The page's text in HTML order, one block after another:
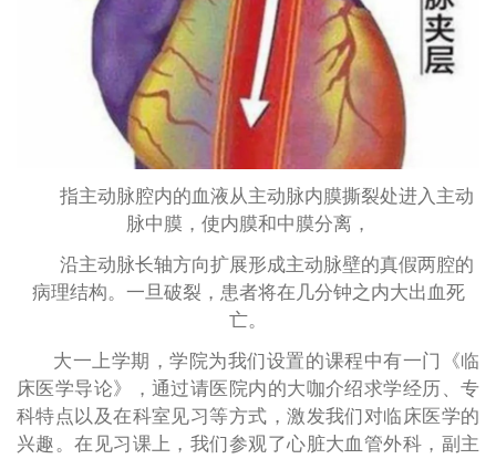
指主动脉腔内的血液从主动脉内膜撕裂处进入主动
脉中膜，使内膜和中膜分离，
沿主动脉长轴方向扩展形成主动脉壁的真假两腔的
病理结构。一旦破裂，患者将在几分钟之内大出血死
亡。
大一上学期，学院为我们设置的课程中有一门《临
床医学导论》，通过请医院内的大咖介绍求学经历、专
科特点以及在科室见习等方式，激发我们对临床医学的
兴趣。在见习课上，我们参观了心脏大血管外科，副主